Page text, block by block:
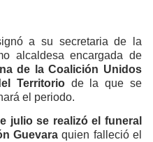
a su secretaria de la
alcaldesa encargada de
de la Coalición Unidos
Territoriode la que se
el periodo.
julio se realizó el funeral
Guevara quien falleció el